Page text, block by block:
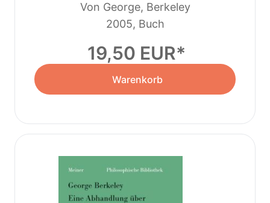
Von George, Berkeley
2005, Buch
19,50 EUR
Warenkorb